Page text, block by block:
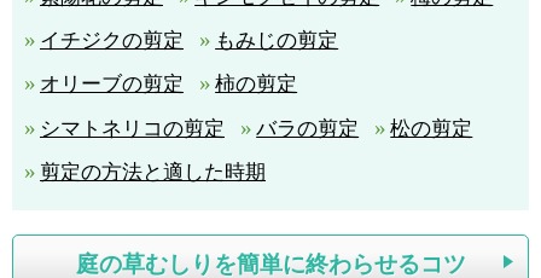
イチジクの剪定
もみじの剪定
オリーブの剪定
柿の剪定
シマトネリコの剪定
バラの剪定
松の剪定
剪定の方法と適した時期
庭の草むしりを簡単に終わらせるコツ